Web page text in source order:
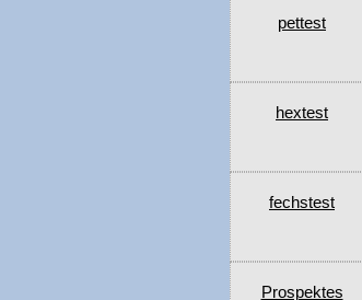
pettest
hextest
fechstest
Prospektes